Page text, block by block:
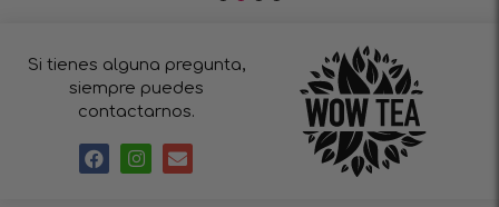
Si tienes alguna pregunta,
siempre puedes
contactarnos.